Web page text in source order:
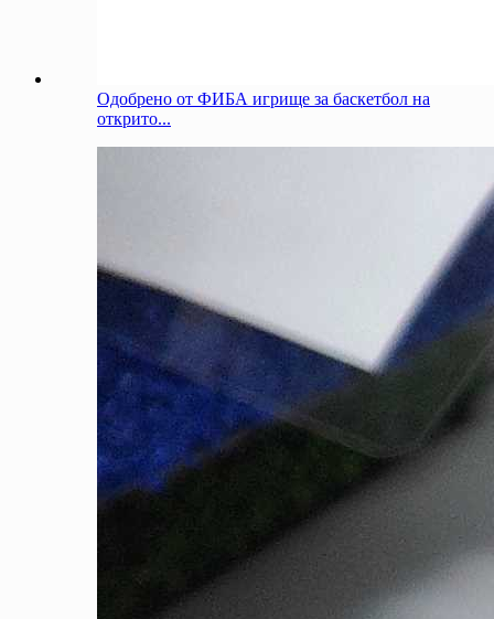
Одобрено от ФИБА игрище за баскетбол на
открито...